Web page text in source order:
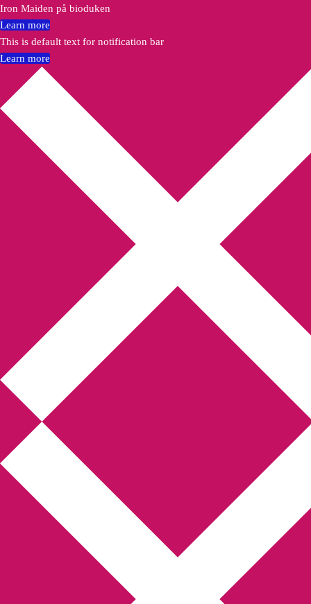
Annikas litteratur-
och kulturblogg
Deckare, kriminalromaner, thrillers
Hem Författarfemman
Webbshop Amazon
Bokbloggsjerka Bloggmaraton
Iron Maiden på bioduken
Learn more
This is default text for notification bar
Learn more